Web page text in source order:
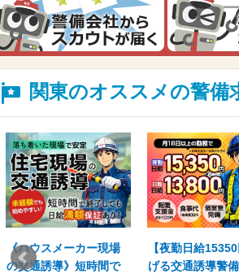
関東のオススメの警備
《ハウスメーカー現場
の交通誘導》短時間で
【夜勤日給
げる交通誘導警